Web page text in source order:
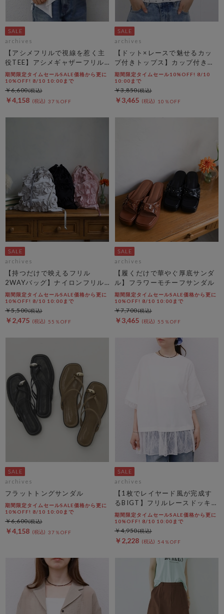
archives
【アシメフリルで視線を惹く主
役TEE】アシメギャザーフリル
ＴＥＥ
期間限定タイムセールSALE価格から更に
10%OFF! 8/10 10:00まで
￥4,158 37％OFF
￥6,600
archives
【ドット×レースで魅せるカッ
プ付きトップス】カップ付きホ
ルダーネックレースタンクトッ
プ
期間限定タイムセール10%OFF! 8/10
10:00まで
￥3,465 10％OFF
￥3,850
archives
【持つだけで映えるフリル
2WAYバッグ】ナイロンフリル
２ＷＡＹバッグ
期間限定タイムセールSALE価格から更に
10%OFF! 8/10 10:00まで
￥2,475 55％OFF
￥5,500
archives
【履くだけで華やぐ厚底サンダ
ル】フラワーモチーフサンダル
期間限定タイムセールSALE価格から更に
10%OFF! 8/10 10:00まで
￥3,465 55％OFF
￥7,700
archives
フラットトングサンダル
期間限定タイムセールSALE価格から更に
10%OFF! 8/10 10:00まで
￥4,158 37％OFF
￥6,600
archives
【1枚でレイヤード風が完成す
るBIGT】フリルレースドッキン
グＢＩＧＴＥＥ
期間限定タイムセールSALE価格から更に
10%OFF! 8/10 10:00まで
￥2,228 54％OFF
￥4,950